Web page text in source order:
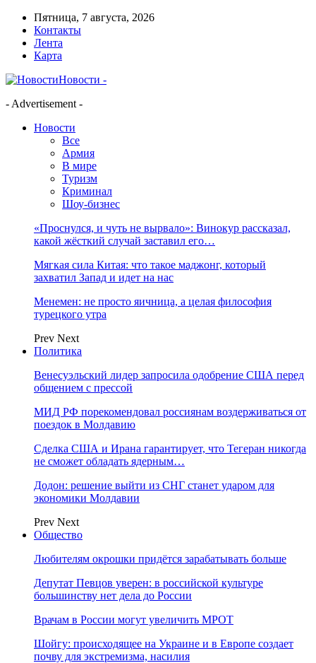
Пятница, 7 августа, 2026
Контакты
Лента
Карта
Новости -
- Advertisement -
Новости
Все
Армия
В мире
Туризм
Криминал
Шоу-бизнес
«Проснулся, и чуть не вырвало»: Винокур рассказал,
какой жёсткий случай заставил его…
Мягкая сила Китая: что такое маджонг, который
захватил Запад и идет на нас
Менемен: не просто яичница, а целая философия
турецкого утра
Prev Next
Политика
Венесуэльский лидер запросила одобрение США перед
общением с прессой
МИД РФ порекомендовал россиянам воздерживаться от
поездок в Молдавию
Сделка США и Ирана гарантирует, что Тегеран никогда
не сможет обладать ядерным…
Додон: решение выйти из СНГ станет ударом для
экономики Молдавии
Prev Next
Общество
Любителям окрошки придётся зарабатывать больше
Депутат Певцов уверен: в российской культуре
большинству нет дела до России
Врачам в России могут увеличить МРОТ
Шойгу: происходящее на Украине и в Европе создает
почву для экстремизма, насилия